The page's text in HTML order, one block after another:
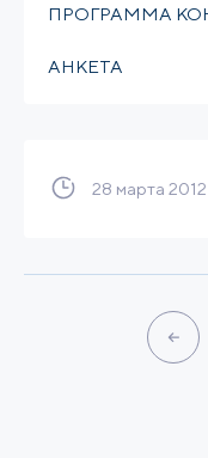
ПРОГРАММА
АНКЕТА
28 марта 2012